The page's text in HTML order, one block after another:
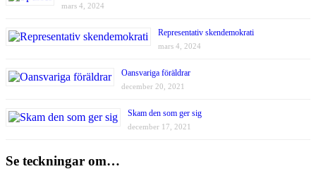
mars 4, 2024
Representativ skendemokrati
mars 4, 2024
Oansvariga föräldrar
december 20, 2021
Skam den som ger sig
december 17, 2021
Se teckningar om…